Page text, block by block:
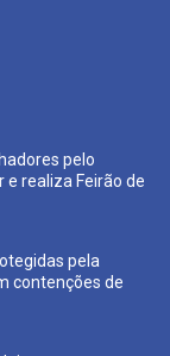
pelo
realiza Feirão de
pela
contenções de